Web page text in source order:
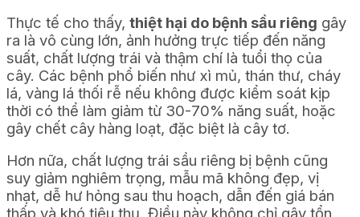
Thực tế cho thấy, thiệt hại do bệnh sầu riêng gây
ra là vô cùng lớn, ảnh hưởng trực tiếp đến năng
suất, chất lượng trái và thậm chí là tuổi thọ của
cây. Các bệnh phổ biến như xì mủ, thán thư, cháy
lá, vàng lá thối rễ nếu không được kiểm soát kịp
thời có thể làm giảm từ 30-70% năng suất, hoặc
gây chết cây hàng loạt, đặc biệt là cây tơ.
Hơn nữa, chất lượng trái sầu riêng bị bệnh cũng
suy giảm nghiêm trọng, mẫu mã không đẹp, vị
nhạt, dễ hư hỏng sau thu hoạch, dẫn đến giá bán
thấp và khó tiêu thụ. Điều này không chỉ gây tổn